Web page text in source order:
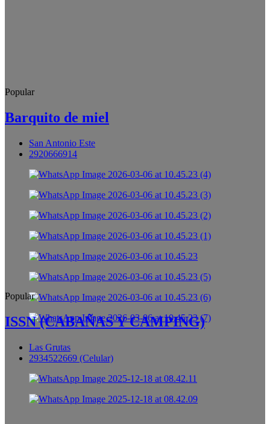
Popular
Barquito de miel
San Antonio Este
2920666914
Popular
ISSN (CABAÑAS Y CAMPING)
Las Grutas
2934522669 (Celular)